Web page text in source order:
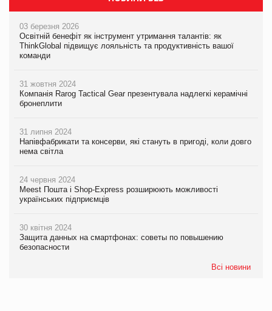
03 березня 2026
Освітній бенефіт як інструмент утримання талантів: як
ThinkGlobal підвищує лояльність та продуктивність вашої
команди
31 жовтня 2024
Компанія Rarog Tactical Gear презентувала надлегкі керамічні
бронеплити
31 липня 2024
Напівфабрикати та консерви, які стануть в пригоді, коли довго
нема світла
24 червня 2024
Meest Пошта і Shop-Express розширюють можливості
українських підприємців
30 квітня 2024
Защита данных на смартфонах: советы по повышению
безопасности
Всі новини